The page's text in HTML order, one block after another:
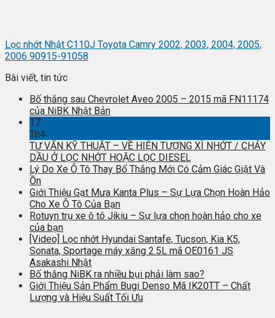
Lọc nhớt Nhật C110J Toyota Camry 2002, 2003, 2004, 2005,
2006 90915-91058
Bài viết, tin tức
Bố thắng sau Chevrolet Aveo 2005 – 2015 mã FN11174
của NiBK Nhật Bản
17
Th4
TƯ VẤN KỸ THUẬT – VỀ HIỆN TƯỢNG XÌ NHỚT / CHẢY
DẦU Ở LỌC NHỚT HOẶC LỌC DIESEL
Lý Do Xe Ô Tô Thay Bố Thắng Mới Có Cảm Giác Giật Và
Ồn
Giới Thiệu Gạt Mưa Kanta Plus – Sự Lựa Chọn Hoàn Hảo
Cho Xe Ô Tô Của Bạn
Rotuyn trụ xe ô tô Jikiu – Sự lựa chọn hoàn hảo cho xe
của bạn
[Video] Lọc nhớt Hyundai Santafe, Tucson, Kia K5,
Sonata, Sportage máy xăng 2.5L mã OE0161 JS
Asakashi Nhật
Bố thắng NiBK ra nhiều bụi phải làm sao?
Giới Thiệu Sản Phẩm Bugi Denso Mã IK20TT – Chất
Lượng và Hiệu Suất Tối Ưu